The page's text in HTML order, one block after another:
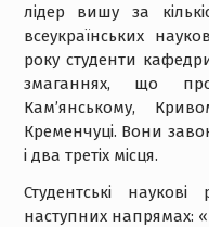
лідер вишу за
всеукраїнських
року студенти
змаганнях, що
Кам’янському,
Кременчуці. Вони
і два третіх місця.
Студентські
наступних напрямах: